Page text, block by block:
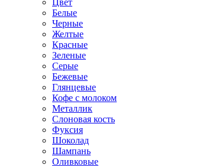
Белые
Черные
Желтые
Красные
Зеленые
Серые
Бежевые
Глянцевые
Кофе с молоком
Металлик
Слоновая кость
Фуксия
Шоколад
Шампань
Оливковые